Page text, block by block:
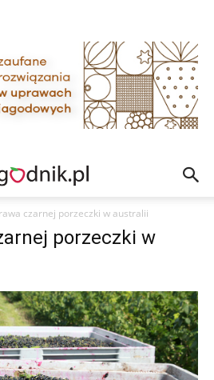
czarnej porzeczki w australii
porzeczki w